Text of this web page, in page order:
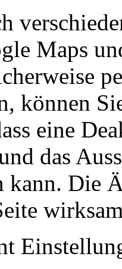
Maps
können
eine
das
kann. Die